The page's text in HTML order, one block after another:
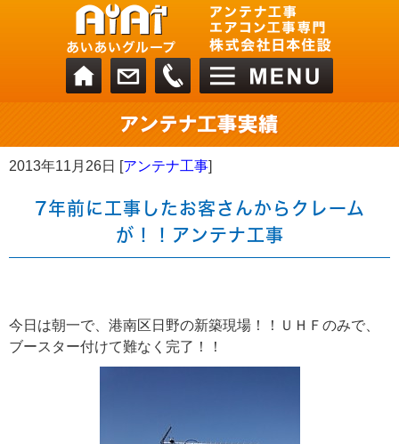
2013年11月26日 [アンテナ工事]
7年前に工事したお客さんからクレーム
が！！アンテナ工事
今日は朝一で、港南区日野の新築現場！！ＵＨＦのみで、
ブースター付けて難なく完了！！